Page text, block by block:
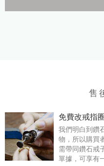
售
免費改戒指圈
我們明白到鑽
物，所以購買
需帶同鑽石戒
單據，可享有